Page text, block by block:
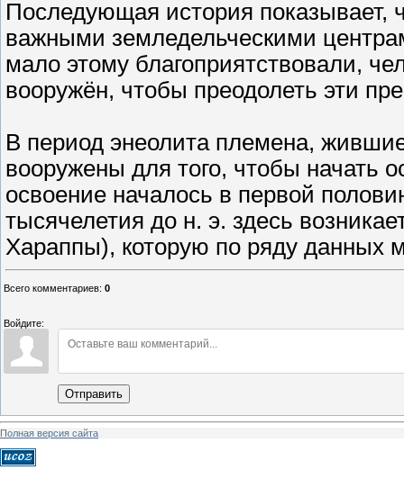
Последующая история показывает,
важными земледельческими
мало этому благоприятствовали,
вооружён, чтобы преодолеть эти
В период энеолита племена,
вооружены для того, чтобы начать
освоение началось в первой
тысячелетия до н. э. здесь
Хараппы), которую по ряду данных
Всего комментариев: 0
Войдите:
Отправить
Полная версия сайта